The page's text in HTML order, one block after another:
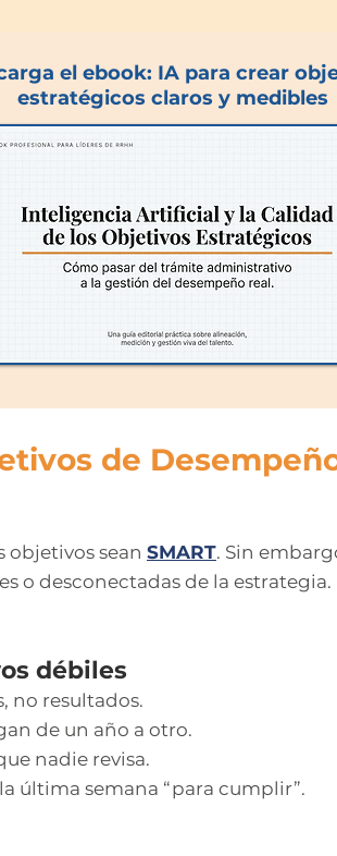
el ebook: IA para crear
estratégicos claros y medibles
de
objetivos sean SMART. Sin
o desconectadas de la estrategia.
débiles
no resultados.
de un año a otro.
nadie revisa.
última semana “para cumplir”.